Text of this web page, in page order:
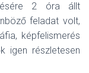
2 óra állt
feladat volt,
képfelismerés
igen részletesen